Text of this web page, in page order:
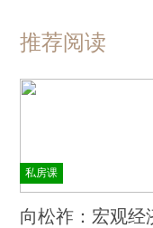
推荐阅读
私房课
向松祚：宏观经